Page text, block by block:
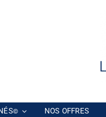
© NOS OFFRES